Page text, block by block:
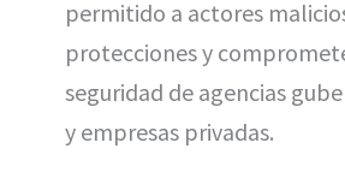
permitido a actores
protecciones y
seguridad de agencias
y empresas privadas.